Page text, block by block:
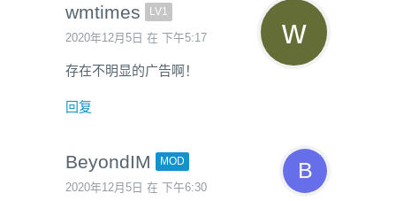
wmtimes LV1
2020年12月5日 在 下午5:17
存在不明显的广告啊！
回复
BeyondIM MOD
2020年12月5日 在 下午6:30